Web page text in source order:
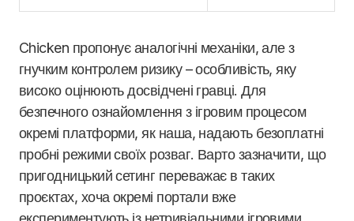
Chicken пропонує аналогічні механіки, але з
гнучким контролем ризику – особливість, яку
високо оцінюють досвідчені гравці. Для
безпечного ознайомлення з ігровим процесом
окремі платформи, як наша, надають безоплатні
пробні режими своїх розваг. Варто зазначити, що
пригодницький сетинг переважає в таких
проєктах, хоча окремі портали вже